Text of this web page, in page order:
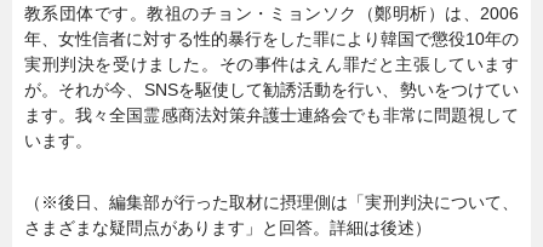
教系団体です。教祖のチョン・ミョンソク（鄭明析）は、2006
年、女性信者に対する性的暴行をした罪により韓国で懲役10年の
実刑判決を受けました。その事件はえん罪だと主張しています
が。それが今、SNSを駆使して勧誘活動を行い、勢いをつけてい
ます。我々全国霊感商法対策弁護士連絡会でも非常に問題視して
います。
（※後日、編集部が行った取材に摂理側は「実刑判決について、
さまざまな疑問点があります」と回答。詳細は後述）